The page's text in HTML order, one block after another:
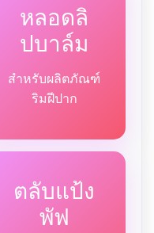
หลอดลิ
ปบาล์ม
สำหรับผลิตภัณฑ์
ริมฝีปาก
ตลับแป้ง
พัฟ